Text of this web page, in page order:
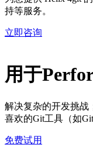
持等服务。
立即咨询
用于
解决复杂的开发挑战
喜欢的Git工具（如
免费试用